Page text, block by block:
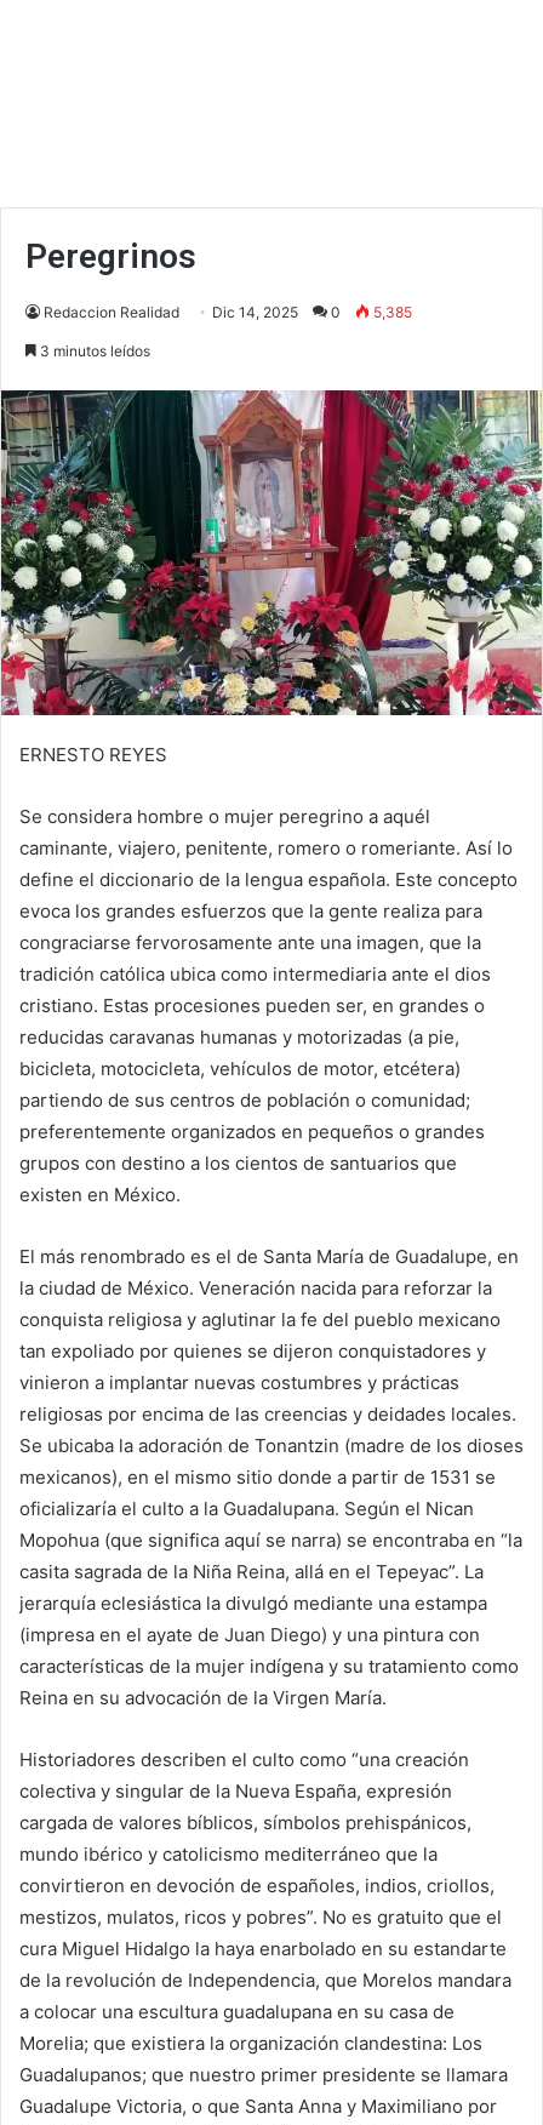
Peregrinos
Redaccion Realidad Dic 14, 2025 0 5,385
3 minutos leídos
ERNESTO REYES
Se considera hombre o mujer peregrino a aquél
caminante, viajero, penitente, romero o romeriante. Así lo
define el diccionario de la lengua española. Este concepto
evoca los grandes esfuerzos que la gente realiza para
congraciarse fervorosamente ante una imagen, que la
tradición católica ubica como intermediaria ante el dios
cristiano. Estas procesiones pueden ser, en grandes o
reducidas caravanas humanas y motorizadas (a pie,
bicicleta, motocicleta, vehículos de motor, etcétera)
partiendo de sus centros de población o comunidad;
preferentemente organizados en pequeños o grandes
grupos con destino a los cientos de santuarios que
existen en México.
El más renombrado es el de Santa María de Guadalupe, en
la ciudad de México. Veneración nacida para reforzar la
conquista religiosa y aglutinar la fe del pueblo mexicano
tan expoliado por quienes se dijeron conquistadores y
vinieron a implantar nuevas costumbres y prácticas
religiosas por encima de las creencias y deidades locales.
Se ubicaba la adoración de Tonantzin (madre de los dioses
mexicanos), en el mismo sitio donde a partir de 1531 se
oficializaría el culto a la Guadalupana. Según el Nican
Mopohua (que significa aquí se narra) se encontraba en “la
casita sagrada de la Niña Reina, allá en el Tepeyac”. La
jerarquía eclesiástica la divulgó mediante una estampa
(impresa en el ayate de Juan Diego) y una pintura con
características de la mujer indígena y su tratamiento como
Reina en su advocación de la Virgen María.
Historiadores describen el culto como “una creación
colectiva y singular de la Nueva España, expresión
cargada de valores bíblicos, símbolos prehispánicos,
mundo ibérico y catolicismo mediterráneo que la
convirtieron en devoción de españoles, indios, criollos,
mestizos, mulatos, ricos y pobres”. No es gratuito que el
cura Miguel Hidalgo la haya enarbolado en su estandarte
de la revolución de Independencia, que Morelos mandara
a colocar una escultura guadalupana en su casa de
Morelia; que existiera la organización clandestina: Los
Guadalupanos; que nuestro primer presidente se llamara
Guadalupe Victoria, o que Santa Anna y Maximiliano por